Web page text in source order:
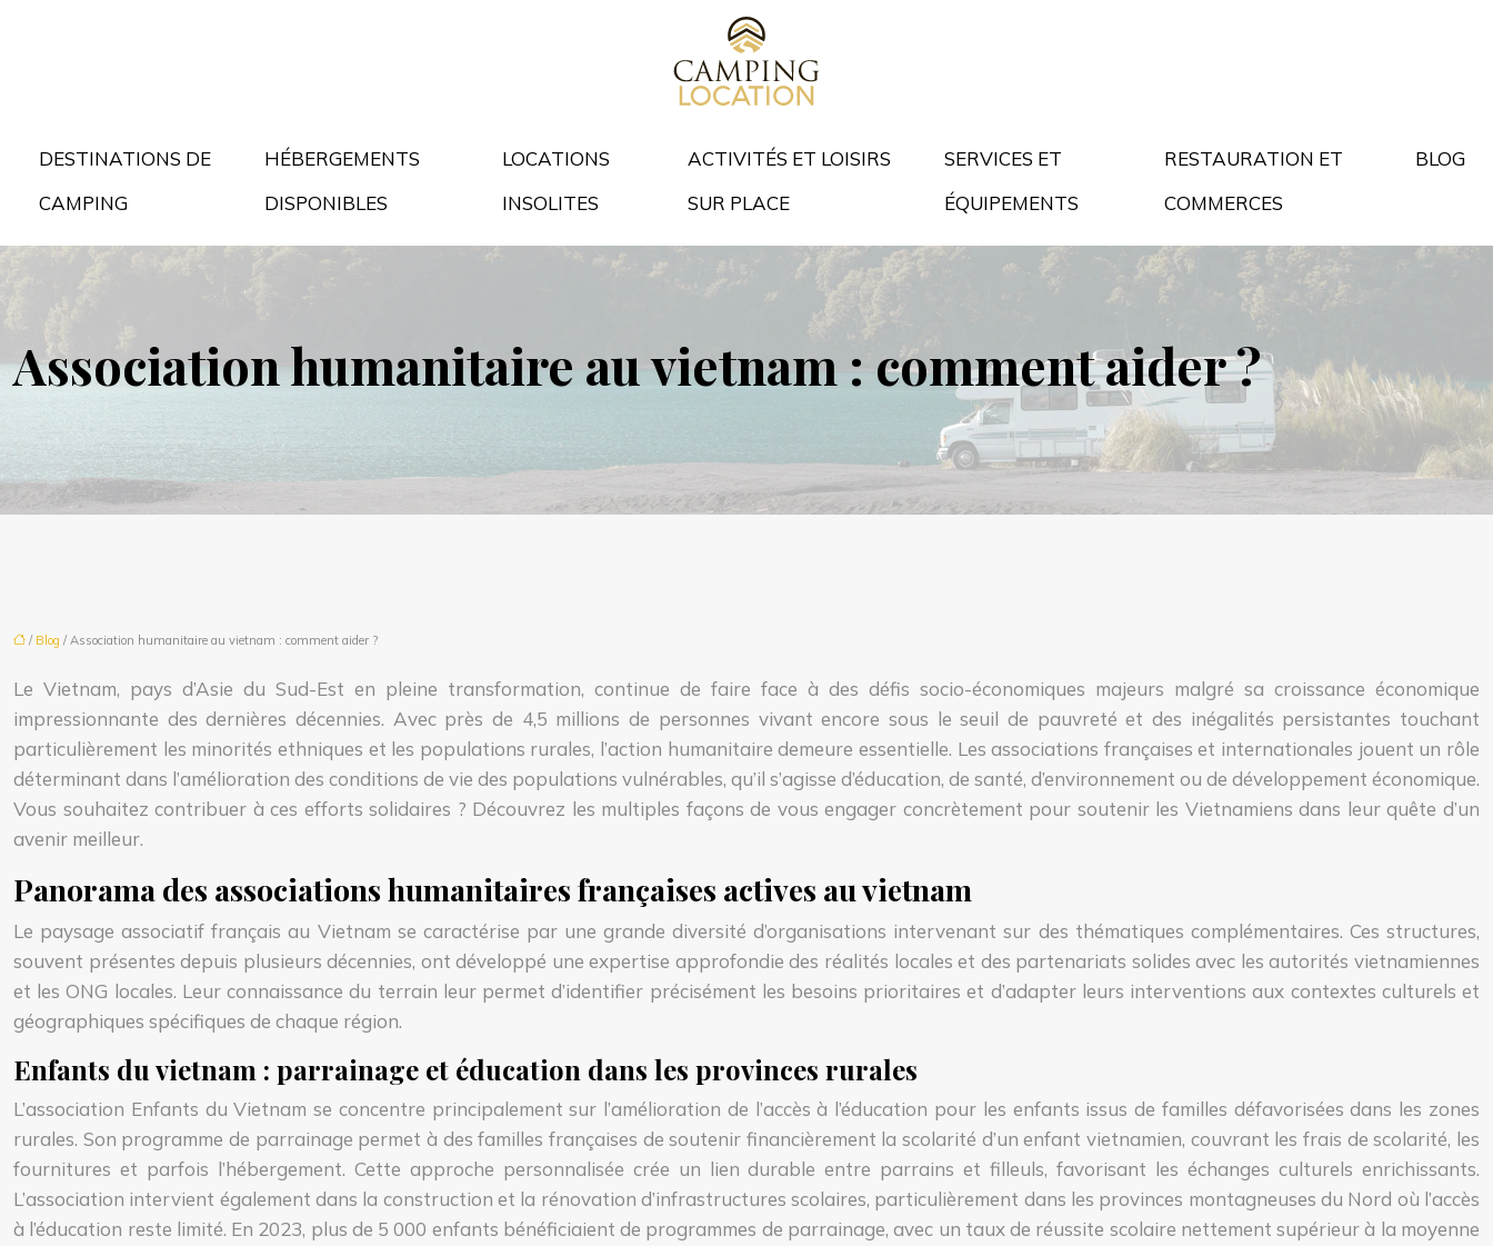
DESTINATIONS DE
CAMPING
HÉBERGEMENTS
DISPONIBLES
LOCATIONS
INSOLITES
ACTIVITÉS ET LOISIRS
SUR PLACE
SERVICES ET
ÉQUIPEMENTS
RESTAURATION ET
COMMERCES
BLOG
Association humanitaire au vietnam : comment aider ?
/ Blog / Association humanitaire au vietnam : comment aider ?
Le Vietnam, pays d’Asie du Sud-Est en pleine transformation, continue de faire face à des défis socio-économiques majeurs malgré sa croissance économique
impressionnante des dernières décennies. Avec près de 4,5 millions de personnes vivant encore sous le seuil de pauvreté et des inégalités persistantes touchant
particulièrement les minorités ethniques et les populations rurales, l’action humanitaire demeure essentielle. Les associations françaises et internationales jouent un rôle
déterminant dans l’amélioration des conditions de vie des populations vulnérables, qu’il s’agisse d’éducation, de santé, d’environnement ou de développement économique.
Vous souhaitez contribuer à ces efforts solidaires ? Découvrez les multiples façons de vous engager concrètement pour soutenir les Vietnamiens dans leur quête d’un
avenir meilleur.
Panorama des associations humanitaires françaises actives au vietnam
Le paysage associatif français au Vietnam se caractérise par une grande diversité d’organisations intervenant sur des thématiques complémentaires. Ces structures,
souvent présentes depuis plusieurs décennies, ont développé une expertise approfondie des réalités locales et des partenariats solides avec les autorités vietnamiennes
et les ONG locales. Leur connaissance du terrain leur permet d’identifier précisément les besoins prioritaires et d’adapter leurs interventions aux contextes culturels et
géographiques spécifiques de chaque région.
Enfants du vietnam : parrainage et éducation dans les provinces rurales
L’association Enfants du Vietnam se concentre principalement sur l’amélioration de l’accès à l’éducation pour les enfants issus de familles défavorisées dans les zones
rurales. Son programme de parrainage permet à des familles françaises de soutenir financièrement la scolarité d’un enfant vietnamien, couvrant les frais de scolarité, les
fournitures et parfois l’hébergement. Cette approche personnalisée crée un lien durable entre parrains et filleuls, favorisant les échanges culturels enrichissants.
L’association intervient également dans la construction et la rénovation d’infrastructures scolaires, particulièrement dans les provinces montagneuses du Nord où l’accès
à l’éducation reste limité. En 2023, plus de 5 000 enfants bénéficiaient de programmes de parrainage, avec un taux de réussite scolaire nettement supérieur à la moyenne